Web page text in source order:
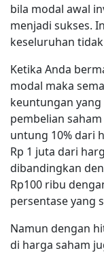
bila modal awal
menjadi sukses.
keseluruhan
Ketika Anda
modal maka
keuntungan
pembelian
untung 10% dari
Rp 1 juta dari
dibandingkan
Rp100 ribu
persentase yang
Namun dengan
di harga saham